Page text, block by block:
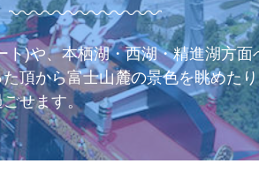
)や、本栖湖・西湖・精進湖方
頂から富士山麓の景色を眺めた
せます。